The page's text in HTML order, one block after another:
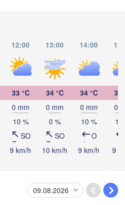
12:00 13:00 14:00
33 °C
0 mm
10 %
SO
9 km/h
34 °C
0 mm
0 %
SO
10 km/h
34 °C
0 mm
10 %
O
9 km/h
34
0
10
9
Jérémie
HAITI